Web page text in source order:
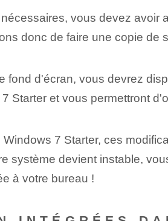
vous devez avoir
donc de faire une copie de
fond d'écran, vous devrez
Starter et vous permettront
7 Starter, ces
système devient instable,
à votre bureau !